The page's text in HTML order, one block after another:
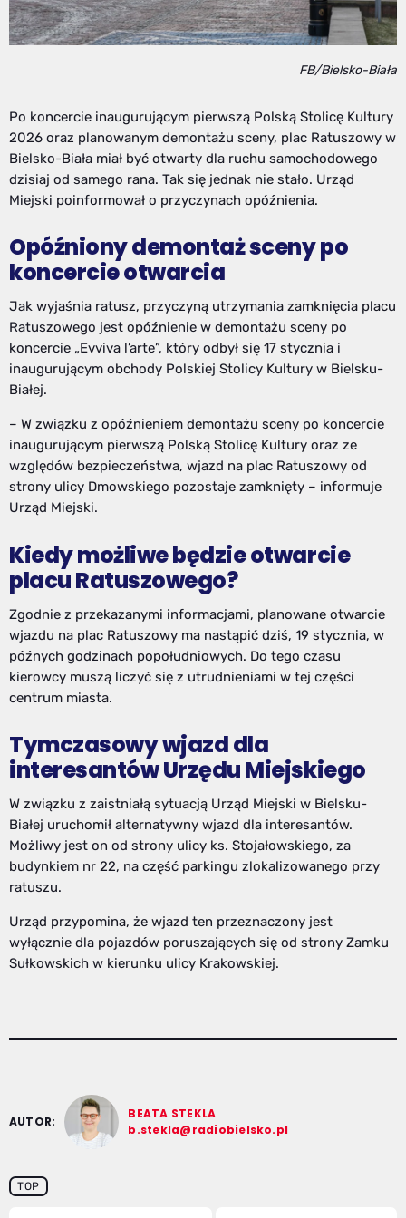
FB/Bielsko-Biała
Po koncercie inaugurującym pierwszą Polską Stolicę Kultury
2026 oraz planowanym demontażu sceny, plac Ratuszowy w
Bielsko-Biała miał być otwarty dla ruchu samochodowego
dzisiaj od samego rana. Tak się jednak nie stało. Urząd
Miejski poinformował o przyczynach opóźnienia.
Opóźniony demontaż sceny po
koncercie otwarcia
Jak wyjaśnia ratusz, przyczyną utrzymania zamknięcia placu
Ratuszowego jest opóźnienie w demontażu sceny po
koncercie „Evviva l’arte”, który odbył się 17 stycznia i
inaugurującym obchody Polskiej Stolicy Kultury w Bielsku-
Białej.
– W związku z opóźnieniem demontażu sceny po koncercie
inaugurującym pierwszą Polską Stolicę Kultury oraz ze
względów bezpieczeństwa, wjazd na plac Ratuszowy od
strony ulicy Dmowskiego pozostaje zamknięty – informuje
Urząd Miejski.
Kiedy możliwe będzie otwarcie
placu Ratuszowego?
Zgodnie z przekazanymi informacjami, planowane otwarcie
wjazdu na plac Ratuszowy ma nastąpić dziś, 19 stycznia, w
późnych godzinach popołudniowych. Do tego czasu
kierowcy muszą liczyć się z utrudnieniami w tej części
centrum miasta.
Tymczasowy wjazd dla
interesantów Urzędu Miejskiego
W związku z zaistniałą sytuacją Urząd Miejski w Bielsku-
Białej uruchomił alternatywny wjazd dla interesantów.
Możliwy jest on od strony ulicy ks. Stojałowskiego, za
budynkiem nr 22, na część parkingu zlokalizowanego przy
ratuszu.
Urząd przypomina, że wjazd ten przeznaczony jest
wyłącznie dla pojazdów poruszających się od strony Zamku
Sułkowskich w kierunku ulicy Krakowskiej.
AUTOR:
BEATA STEKLA
b.stekla@radiobielsko.pl
TOP